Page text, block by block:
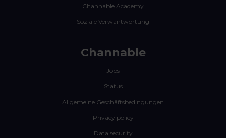
Channable Academy
Soziale Verwantwortung
Channable
Jobs
Status
Allgemeine Geschäftsbedingungen
Privacy policy
Data security